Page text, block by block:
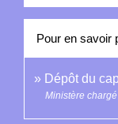
Pour en savoir
Dépôt du
Ministère